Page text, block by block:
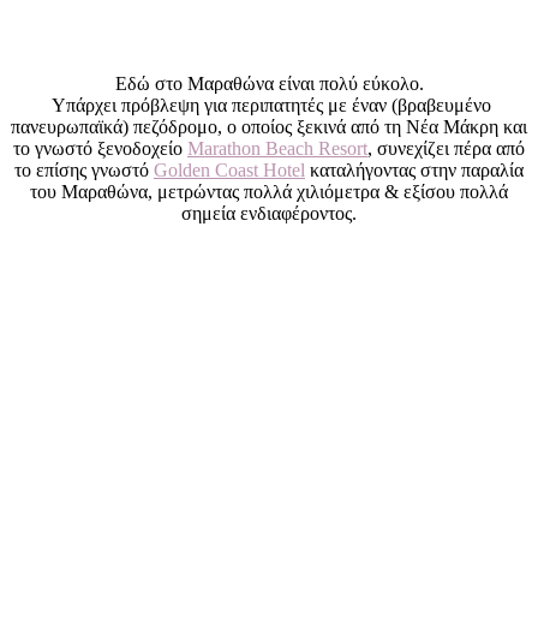
Εδώ στο Μαραθώνα είναι πολύ εύκολο.
Υπάρχει πρόβλεψη για περιπατητές με έναν (βραβευμένο
πανευρωπαϊκά) πεζόδρομο, ο οποίος ξεκινά από τη Νέα Μάκρη και
το γνωστό ξενοδοχείο Marathon Beach Resort, συνεχίζει πέρα από
το επίσης γνωστό Golden Coast Hotel καταλήγοντας στην παραλία
του Μαραθώνα, μετρώντας πολλά χιλιόμετρα & εξίσου πολλά
σημεία ενδιαφέροντος.